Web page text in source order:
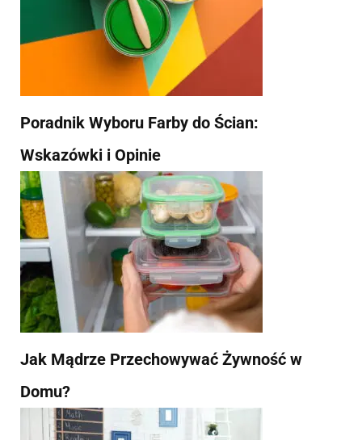
Poradnik Wyboru Farby do Ścian:
Wskazówki i Opinie
Jak Mądrze Przechowywać Żywność w
Domu?